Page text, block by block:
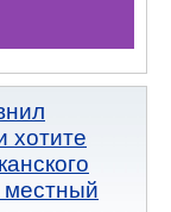
хотите
местный